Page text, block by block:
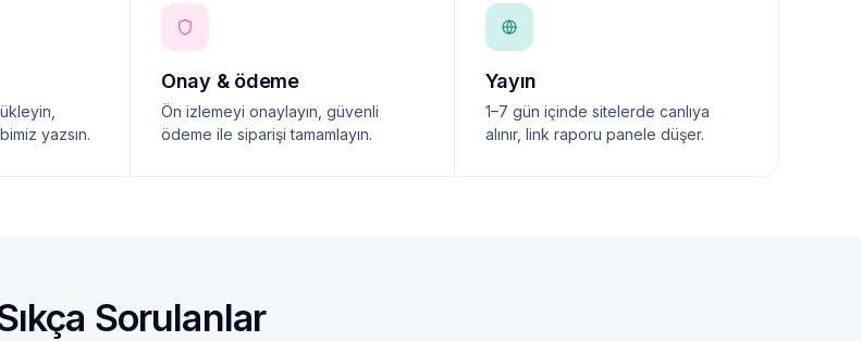
yazsın.
Onay & ödeme
Ön izlemeyi onaylayın, güvenli
ödeme ile siparişi tamamlayın.
Yayın
1–7 gün içinde sitelerde canlıya
alınır, link raporu panele düşer.
Sorulanlar